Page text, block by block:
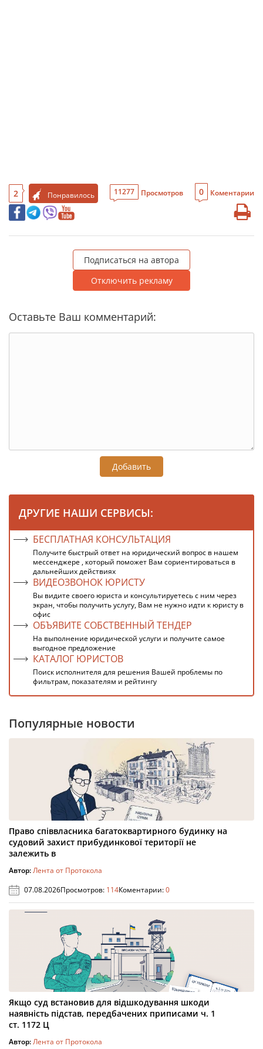
2 Понравилось 11277 Просмотров 0 Коментарии
Подписаться на автора
Отключить рекламу
Оставьте Ваш комментарий:
Добавить
ДРУГИЕ НАШИ СЕРВИСЫ:
БЕСПЛАТНАЯ КОНСУЛЬТАЦИЯ
Получите быстрый ответ на юридический вопрос в нашем
мессенджере , который поможет Вам сориентироваться в
дальнейших действиях
ВИДЕОЗВОНОК ЮРИСТУ
Вы видите своего юриста и консультируетесь с ним через
экран, чтобы получить услугу, Вам не нужно идти к юристу в
офис
ОБЪЯВИТЕ СОБСТВЕННЫЙ ТЕНДЕР
На выполнение юридической услуги и получите самое
выгодное предложение
КАТАЛОГ ЮРИСТОВ
Поиск исполнителя для решения Вашей проблемы по
фильтрам, показателям и рейтингу
Популярные новости
Право співвласника багатоквартирного будинку на
судовий захист прибудинкової території не
залежить в
Автор:Лента от Протокола
07.08.2026Просмотров: 114Коментарии:0
Якщо суд встановив для відшкодування шкоди
наявність підстав, передбачених приписами ч. 1
ст. 1172 Ц
Автор:Лента от Протокола